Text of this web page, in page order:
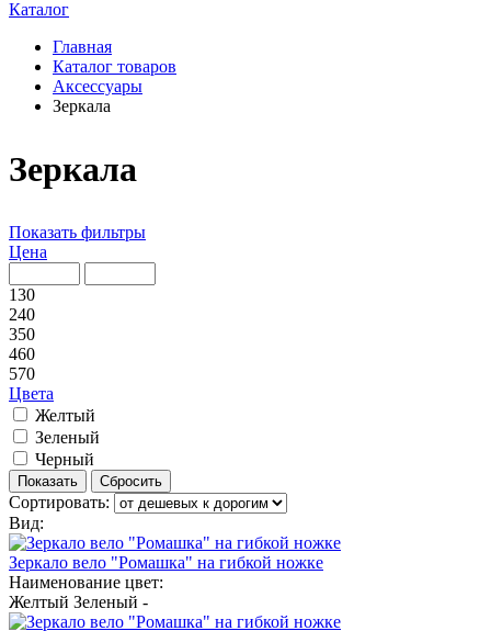
Каталог
Главная
Каталог товаров
Аксессуары
Зеркала
Зеркала
Показать фильтры
Цена
130
240
350
460
570
Цвета
Желтый
Зеленый
Черный
Сортировать:
Вид:
Зеркало вело "Ромашка" на гибкой ножке
Наименование цвет:
Желтый Зеленый -